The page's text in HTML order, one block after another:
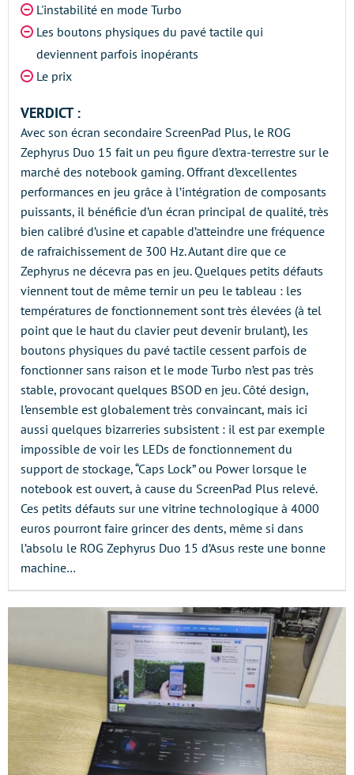
L'instabilité en mode Turbo
Les boutons physiques du pavé tactile qui
deviennent parfois inopérants
Le prix
VERDICT :
Avec son écran secondaire ScreenPad Plus, le ROG
Zephyrus Duo 15 fait un peu figure d’extra-terrestre sur le
marché des notebook gaming. Offrant d’excellentes
performances en jeu grâce à l’intégration de composants
puissants, il bénéficie d’un écran principal de qualité, très
bien calibré d’usine et capable d’atteindre une fréquence
de rafraichissement de 300 Hz. Autant dire que ce
Zephyrus ne décevra pas en jeu. Quelques petits défauts
viennent tout de même ternir un peu le tableau : les
températures de fonctionnement sont très élevées (à tel
point que le haut du clavier peut devenir brulant), les
boutons physiques du pavé tactile cessent parfois de
fonctionner sans raison et le mode Turbo n’est pas très
stable, provocant quelques BSOD en jeu. Côté design,
l’ensemble est globalement très convaincant, mais ici
aussi quelques bizarreries subsistent : il est par exemple
impossible de voir les LEDs de fonctionnement du
support de stockage, “Caps Lock” ou Power lorsque le
notebook est ouvert, à cause du ScreenPad Plus relevé.
Ces petits défauts sur une vitrine technologique à 4000
euros pourront faire grincer des dents, même si dans
l’absolu le ROG Zephyrus Duo 15 d’Asus reste une bonne
machine…